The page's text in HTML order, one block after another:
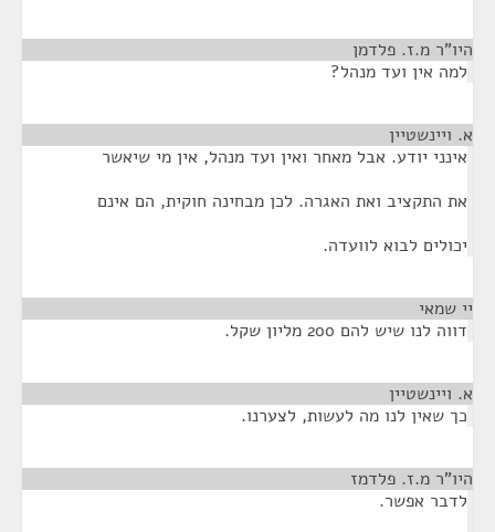
היו"ר מ.ז. פלדמן
למה אין ועד מנהל?
א. ויינשטיין
אינני יודע. אבל מאחר ואין ועד מנהל, אין מי שיאשר
את התקציב ואת האגרה. לכן מבחינה חוקית, הם אינם
יכולים לבוא לוועדה.
יי שמאי
דווה לנו שיש להם 200 מליון שקל.
א. ויינשטיין
כך שאין לנו מה לעשות, לצערנו.
היו"ר מ.ז. פלדמז
לדבר אפשר.